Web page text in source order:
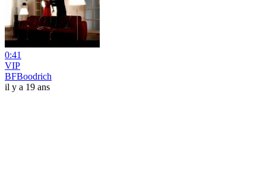
0:41
VIP
BFBoodrich
il y a 19 ans